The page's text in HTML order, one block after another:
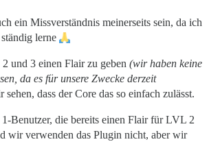
ein Missverständnis meinerseits sein, da ich
lerne
und 3 einen Flair zu geben (wir haben keine
da es für unsere Zwecke derzeit
sehen, dass der Core das so einfach zulässt.
Benutzer, die bereits einen Flair für LVL 2
wir verwenden das Plugin nicht, aber wir